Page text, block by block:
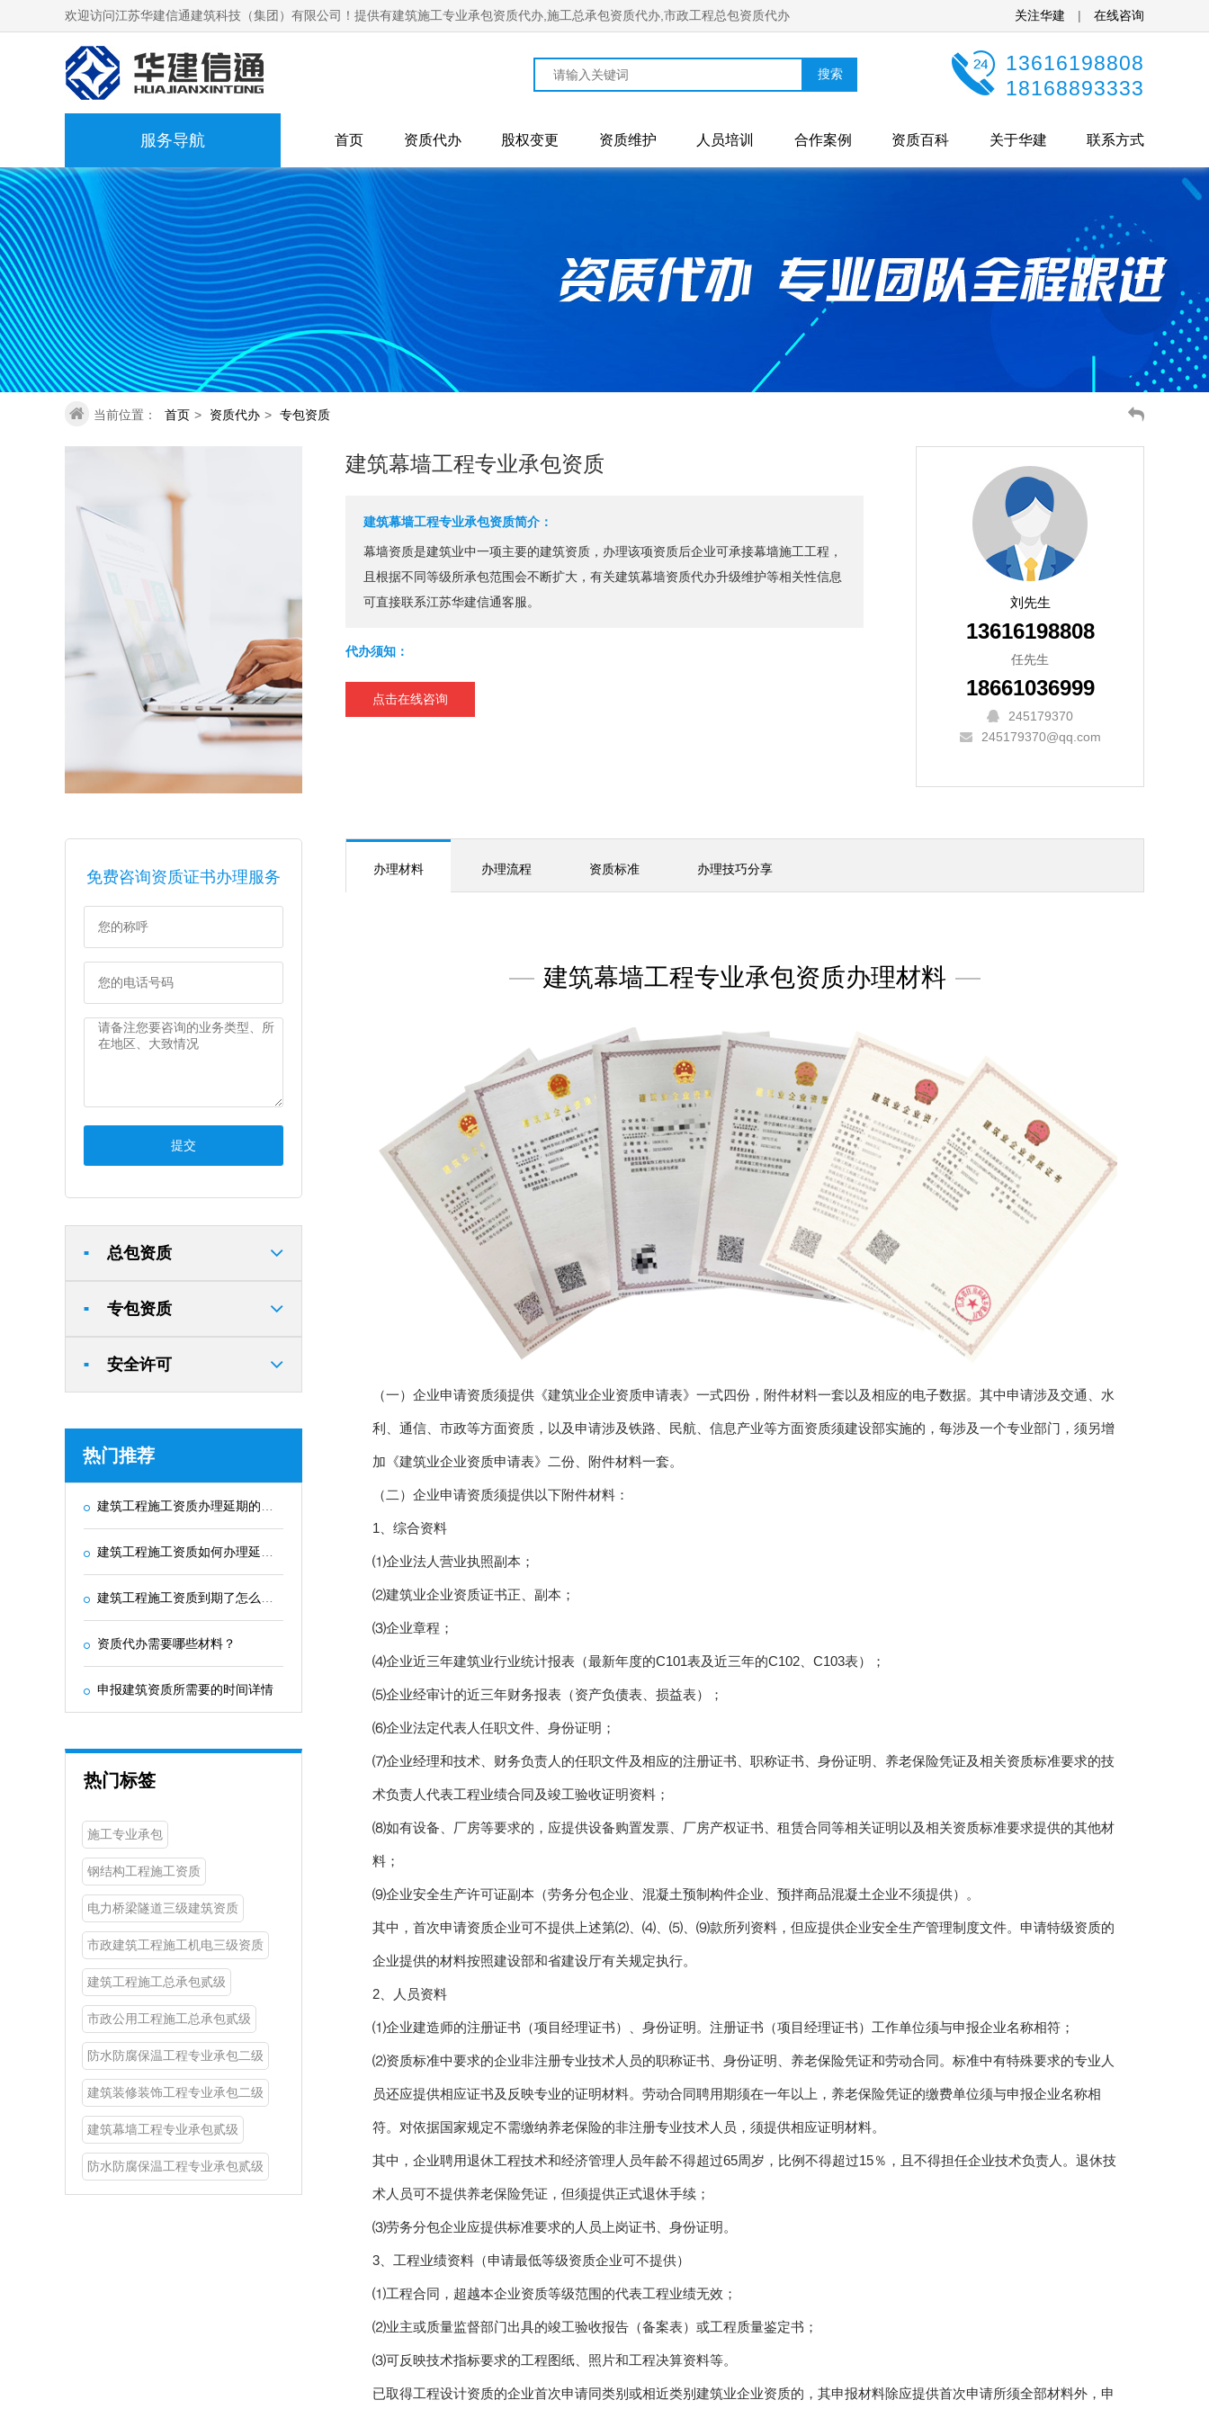
欢迎访问江苏华建信通建筑科技（集团）有限公司！提供有建筑施工专业承包资质代办,施工总承包资质代办,市政工程总包资质代办 关注华建 | 在线咨询
13616198808
18168893333
服务导航 首页 资质代办 股权变更 资质维护 人员培训 合作案例 资质百科 关于华建 联系方式
当前位置： 首页 > 资质代办 > 专包资质
建筑幕墙工程专业承包资质
建筑幕墙工程专业承包资质简介：
幕墙资质是建筑业中一项主要的建筑资质，办理该项资质后企业可承接幕墙施工工程，
且根据不同等级所承包范围会不断扩大，有关建筑幕墙资质代办升级维护等相关性信息
可直接联系江苏华建信通客服。
代办须知：
点击在线咨询
刘先生
13616198808
任先生
18661036999
245179370
245179370@qq.com
免费咨询资质证书办理服务
■ 总包资质
■ 专包资质
■ 安全许可
热门推荐
建筑工程施工资质办理延期的最新政策和规定
建筑工程施工资质如何办理延期？需要提交哪些材料？
建筑工程施工资质到期了怎么办？-政策解读
资质代办需要哪些材料？
申报建筑资质所需要的时间详情
热门标签
施工专业承包
钢结构工程施工资质
电力桥梁隧道三级建筑资质
市政建筑工程施工机电三级资质
建筑工程施工总承包贰级
市政公用工程施工总承包贰级
防水防腐保温工程专业承包二级
建筑装修装饰工程专业承包二级
建筑幕墙工程专业承包贰级
防水防腐保温工程专业承包贰级
办理材料 办理流程 资质标准 办理技巧分享
— 建筑幕墙工程专业承包资质办理材料 —
（一）企业申请资质须提供《建筑业企业资质申请表》一式四份，附件材料一套以及相应的电子数据。其中申请涉及交通、水
利、通信、市政等方面资质，以及申请涉及铁路、民航、信息产业等方面资质须建设部实施的，每涉及一个专业部门，须另增
加《建筑业企业资质申请表》二份、附件材料一套。
（二）企业申请资质须提供以下附件材料：
1、综合资料
⑴企业法人营业执照副本；
⑵建筑业企业资质证书正、副本；
⑶企业章程；
⑷企业近三年建筑业行业统计报表（最新年度的C101表及近三年的C102、C103表）；
⑸企业经审计的近三年财务报表（资产负债表、损益表）；
⑹企业法定代表人任职文件、身份证明；
⑺企业经理和技术、财务负责人的任职文件及相应的注册证书、职称证书、身份证明、养老保险凭证及相关资质标准要求的技
术负责人代表工程业绩合同及竣工验收证明资料；
⑻如有设备、厂房等要求的，应提供设备购置发票、厂房产权证书、租赁合同等相关证明以及相关资质标准要求提供的其他材
料；
⑼企业安全生产许可证副本（劳务分包企业、混凝土预制构件企业、预拌商品混凝土企业不须提供）。
其中，首次申请资质企业可不提供上述第⑵、⑷、⑸、⑼款所列资料，但应提供企业安全生产管理制度文件。申请特级资质的
企业提供的材料按照建设部和省建设厅有关规定执行。
2、人员资料
⑴企业建造师的注册证书（项目经理证书）、身份证明。注册证书（项目经理证书）工作单位须与申报企业名称相符；
⑵资质标准中要求的企业非注册专业技术人员的职称证书、身份证明、养老保险凭证和劳动合同。标准中有特殊要求的专业人
员还应提供相应证书及反映专业的证明材料。劳动合同聘用期须在一年以上，养老保险凭证的缴费单位须与申报企业名称相
符。对依据国家规定不需缴纳养老保险的非注册专业技术人员，须提供相应证明材料。
其中，企业聘用退休工程技术和经济管理人员年龄不得超过65周岁，比例不得超过15％，且不得担任企业技术负责人。退休技
术人员可不提供养老保险凭证，但须提供正式退休手续；
⑶劳务分包企业应提供标准要求的人员上岗证书、身份证明。
3、工程业绩资料（申请最低等级资质企业可不提供）
⑴工程合同，超越本企业资质等级范围的代表工程业绩无效；
⑵业主或质量监督部门出具的竣工验收报告（备案表）或工程质量鉴定书；
⑶可反映技术指标要求的工程图纸、照片和工程决算资料等。
已取得工程设计资质的企业首次申请同类别或相近类别建筑业企业资质的，其申报材料除应提供首次申请所须全部材料外，申